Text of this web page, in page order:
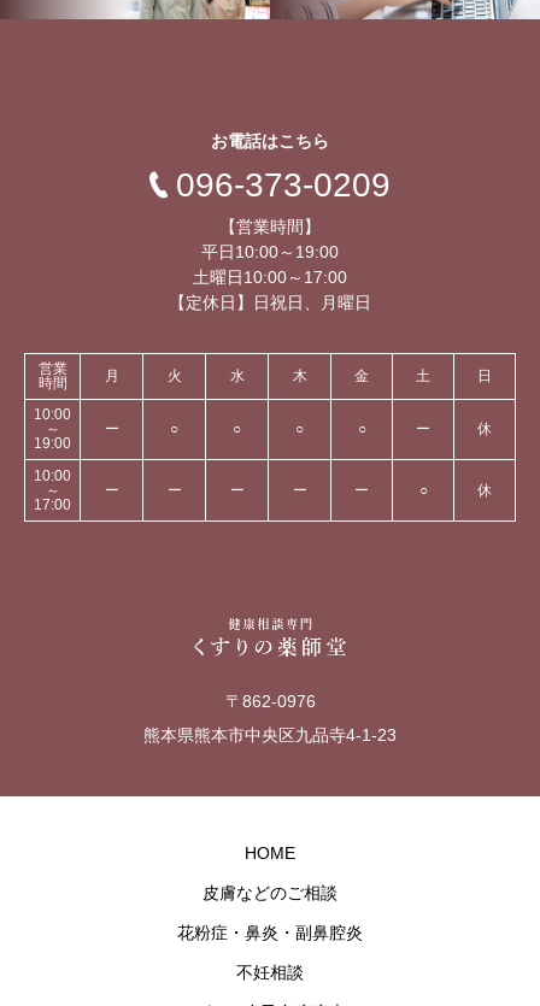
お電話はこちら
096-373-0209
【営業時間】
平日10:00～19:00
土曜日10:00～17:00
【定休日】日祝日、月曜日
営業
時間
月 火 水 木 金 土 日
10:00
～
19:00
ー ○ ○ ○ ○ ー 休
10:00
～
17:00
ー ー ー ー ー ○ 休
〒862-0976
熊本県熊本市中央区九品寺4-1-23
HOME
皮膚などのご相談
花粉症・鼻炎・副鼻腔炎
不妊相談